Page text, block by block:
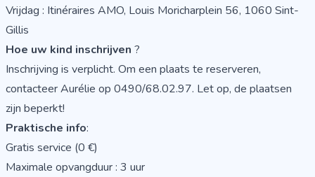
Vrijdag : Itinéraires AMO, Louis Moricharplein 56, 1060 Sint-
Gillis
Hoe uw kind inschrijven ?
Inschrijving is verplicht. Om een plaats te reserveren,
contacteer Aurélie op 0490/68.02.97. Let op, de plaatsen
zijn beperkt!
Praktische info:
Gratis service (0 €)
Maximale opvangduur : 3 uur